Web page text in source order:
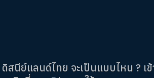
ดิสนีย์แลนด์ไทย จะเป็นแบบไหน ? เข้